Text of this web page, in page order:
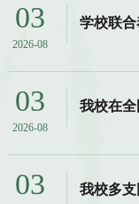
03
2026-08
学校联
03
2026-08
03 我校多